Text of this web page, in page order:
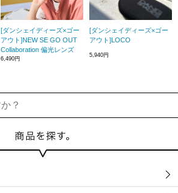
[ダンシェイディーズ×ゴー
アウト]NEW SE GO OUT
Collaboration 偏光レンズ
6,490円
[ダンシェイディーズ×ゴー
アウト]LOCO
5,940円